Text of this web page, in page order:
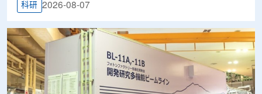
科研 2026-08-07